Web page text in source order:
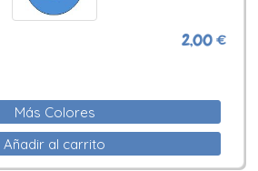
2,00 €
Más Colores
Añadir al carrito